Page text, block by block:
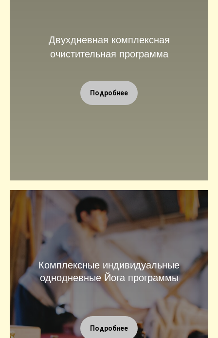
Двухдневная комплексная
очистительная программа
Подробнее
Комплексные индивидуальные
однодневные Йога программы
Подробнее